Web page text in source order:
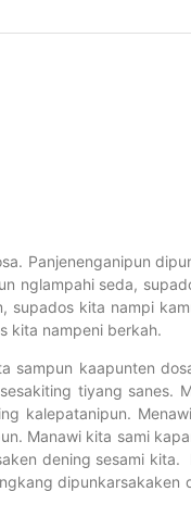
Panjenenganipun
nglampahi seda,
supados kita nampi
kita nampeni berkah.
sampun kaapunten
tiyang sanes.
kalepatanipun.
Manawi kita sami
dening sesami kita.
dipunkarsakaken